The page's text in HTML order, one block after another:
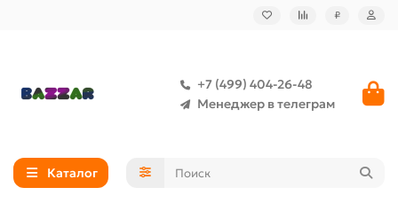
₽
+7 (499) 404-26-48
Менеджер в телеграм
Каталог